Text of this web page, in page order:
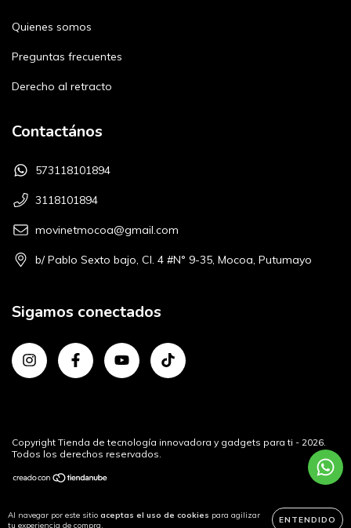
Al navegar por este sitio aceptas el uso de cookies para agilizar
tu experiencia de compra.
ENTENDIDO
Quienes somos
Preguntas frecuentes
Derecho al retracto
Contactános
573118101894
3118101894
movinetmocoa@gmail.com
b/ Pablo Sexto bajo, Cl. 4 #N° 9-35, Mocoa, Putumayo
Sigamos conectados
Copyright Tienda de tecnología innovadora y gadgets para ti - 2026.
Todos los derechos reservados.